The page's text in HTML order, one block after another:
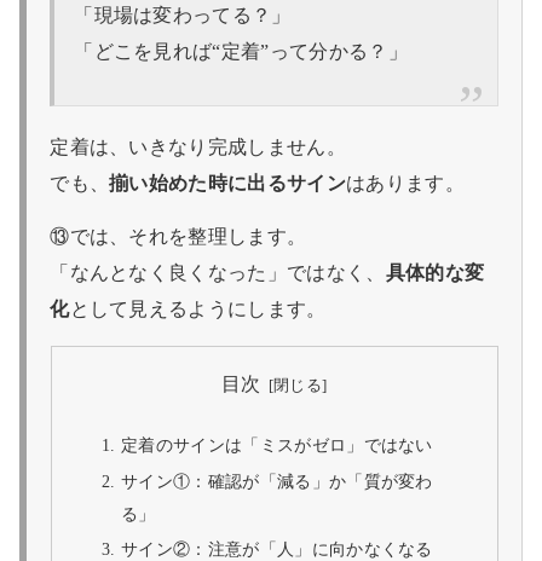
「現場は変わってる？」
「どこを見れば“定着”って分かる？」
定着は、いきなり完成しません。
でも、揃い始めた時に出るサインはあります。
⑬では、それを整理します。
「なんとなく良くなった」ではなく、 具体的な変
化として見えるようにします。
目次
定着のサインは「ミスがゼロ」ではない
サイン①：確認が「減る」か「質が変わ
る」
サイン②：注意が「人」に向かなくなる